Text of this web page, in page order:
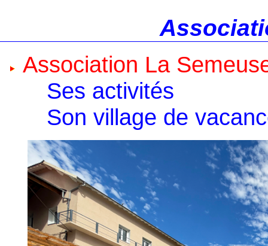
Association La
Ses activités
Son village de